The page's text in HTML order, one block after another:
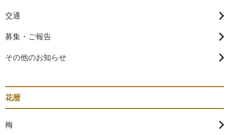
交通
募集・ご報告
その他のお知らせ
花暦
梅